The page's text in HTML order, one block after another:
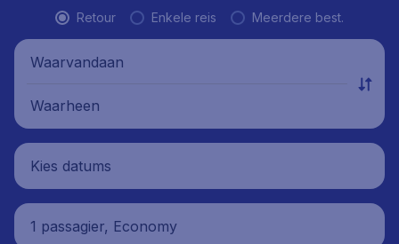
Retour Enkele reis Meerdere best.
Waarvandaan
Waarheen
Kies datums
1 passagier, Economy